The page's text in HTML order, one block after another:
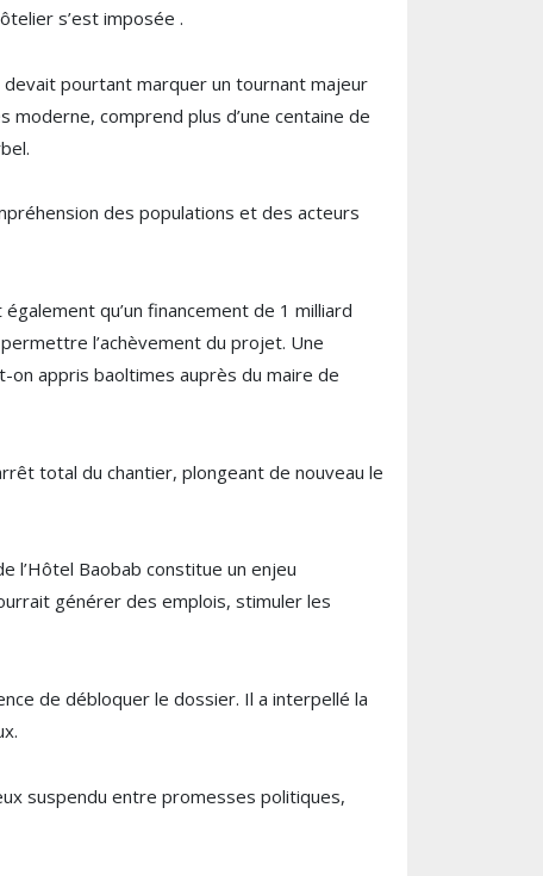
s’est imposée .
pourtant marquer un tournant majeur
comprend plus d’une centaine de
des populations et des acteurs
qu’un financement de 1 milliard
l’achèvement du projet. Une
on appris baoltimes auprès du maire de
total du chantier, plongeant de nouveau le
l’Hôtel Baobab constitue un enjeu
générer des emplois, stimuler les
de débloquer le dossier. Il a interpellé la
suspendu entre promesses politiques,